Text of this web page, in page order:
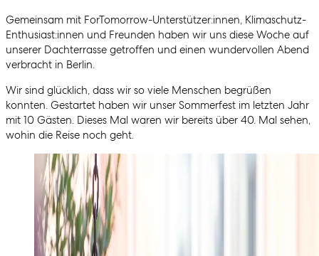
Gemeinsam mit ForTomorrow-Unterstützer:innen, Klimaschutz-
Enthusiast:innen und Freunden haben wir uns diese Woche auf
unserer Dachterrasse getroffen und einen wundervollen Abend
verbracht in Berlin.
Wir sind glücklich, dass wir so viele Menschen begrüßen
konnten. Gestartet haben wir unser Sommerfest im letzten Jahr
mit 10 Gästen. Dieses Mal waren wir bereits über 40. Mal sehen,
wohin die Reise noch geht.